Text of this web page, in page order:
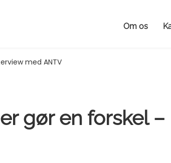
Om os
med ANTV
gør en forskel